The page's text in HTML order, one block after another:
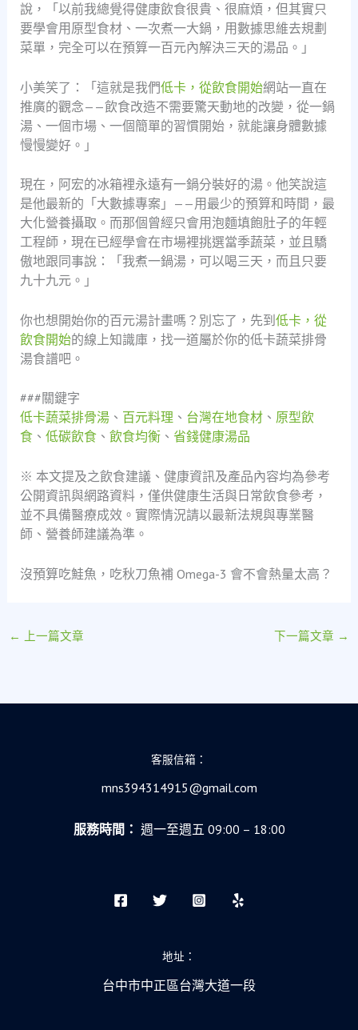
說，「以前我總覺得健康飲食很貴、很麻煩，但其實只
要學會用原型食材、一次煮一大鍋，用數據思維去規劃
菜單，完全可以在預算一百元內解決三天的湯品。」
小美笑了：「這就是我們低卡，從飲食開始網站一直在
推廣的觀念——飲食改造不需要驚天動地的改變，從一鍋
湯、一個市場、一個簡單的習慣開始，就能讓身體數據
慢慢變好。」
現在，阿宏的冰箱裡永遠有一鍋分裝好的湯。他笑說這
是他最新的「大數據專案」——用最少的預算和時間，最
大化營養攝取。而那個曾經只會用泡麵填飽肚子的年輕
工程師，現在已經學會在市場裡挑選當季蔬菜，並且驕
傲地跟同事說：「我煮一鍋湯，可以喝三天，而且只要
九十九元。」
你也想開始你的百元湯計畫嗎？別忘了，先到低卡，從
飲食開始的線上知識庫，找一道屬於你的低卡蔬菜排骨
湯食譜吧。
###關鍵字
低卡蔬菜排骨湯、 百元料理 、 台灣在地食材、 原型飲
食、 低碳飲食、 飲食均衡、 省錢健康湯品
※ 本文提及之飲食建議、健康資訊及產品內容均為參考
公開資訊與網路資料，僅供健康生活與日常飲食參考，
並不具備醫療成效。實際情況請以最新法規與專業醫
師、營養師建議為準。
沒預算吃鮭魚，吃秋刀魚補 Omega-3 會不會熱量太高？
← 上一篇文章 下一篇文章 →
客服信箱：
mns394314915@gmail.com
服務時間： 週一至週五 09:00 – 18:00
地址：
台中市中正區台灣大道一段